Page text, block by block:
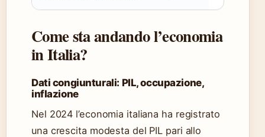
Come sta andando l’economia
in Italia?
Dati congiunturali: PIL, occupazione,
inflazione
Nel 2024 l’economia italiana ha registrato
una crescita modesta del PIL pari allo